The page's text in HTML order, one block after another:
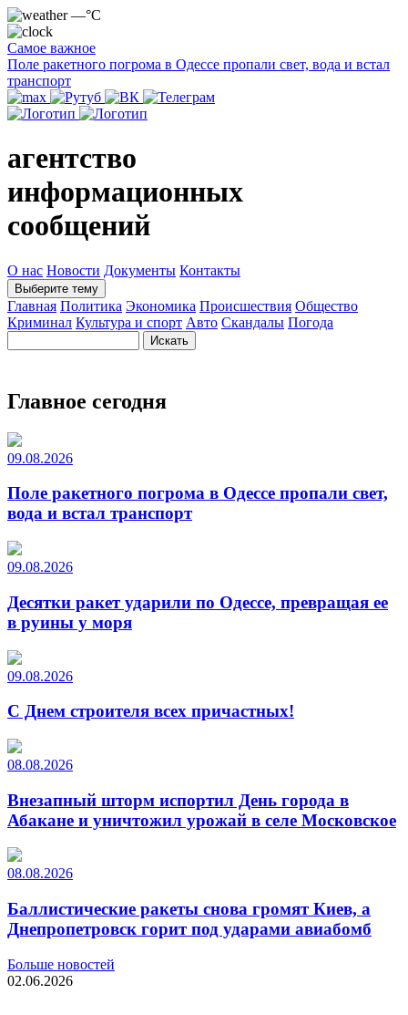
—°C
Самое важное
Поле ракетного погрома в Одессе пропали свет, вода и встал
транспорт
агентство
информационных
сообщений
О нас Новости Документы Контакты
Выберите тему
Главная Политика Экономика Происшествия Общество
Криминал Культура и спорт Авто Скандалы Погода
Главное сегодня
09.08.2026
Поле ракетного погрома в Одессе пропали свет,
вода и встал транспорт
09.08.2026
Десятки ракет ударили по Одессе, превращая ее
в руины у моря
09.08.2026
С Днем строителя всех причастных!
08.08.2026
Внезапный шторм испортил День города в
Абакане и уничтожил урожай в селе Московское
08.08.2026
Баллистические ракеты снова громят Киев, а
Днепропетровск горит под ударами авиабомб
Больше новостей
02.06.2026